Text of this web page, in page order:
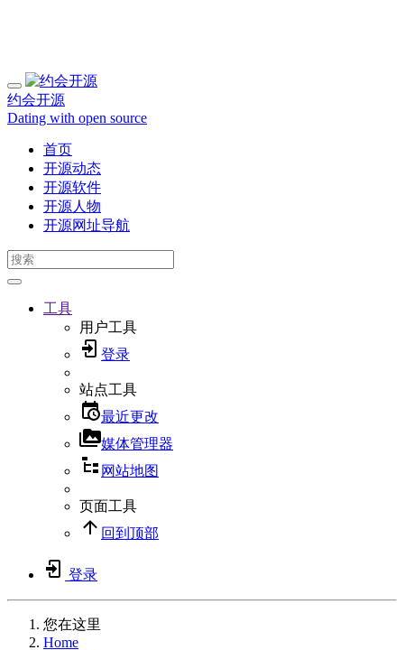
约会开源
Dating with open source
首页
开源动态
开源软件
开源人物
开源网址导航
工具
用户工具
登录
站点工具
最近更改
媒体管理器
网站地图
页面工具
回到顶部
登录
您在这里
Home